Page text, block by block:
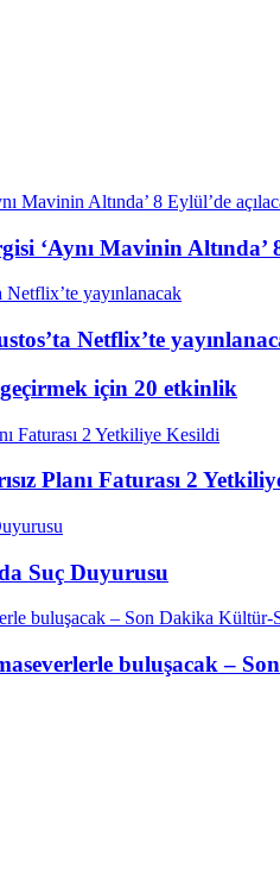
‘Aynı Mavinin Altında’
Netflix’te
için 20 etkinlik
Planı Faturası 2
Suç Duyurusu
buluşacak –